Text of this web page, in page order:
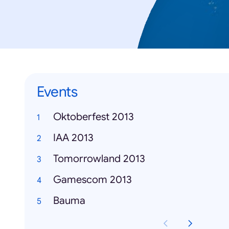
Events
Oktoberfest 2013
IAA 2013
Tomorrowland 2013
Gamescom 2013
Bauma